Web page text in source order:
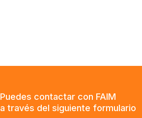
Puedes contactar con FAIM
a través del siguiente formulario